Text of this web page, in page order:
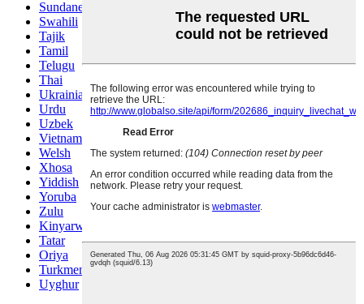
Sundanese
Swahili
Tajik
Tamil
Telugu
Thai
Ukrainian
Urdu
Uzbek
Vietnamese
Welsh
Xhosa
Yiddish
Yoruba
Zulu
Kinyarwanda
Tatar
Oriya
Turkmen
Uyghur